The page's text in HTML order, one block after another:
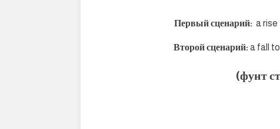
Первый сценарий: a rise
Второй сценарий: a fall
(фунт